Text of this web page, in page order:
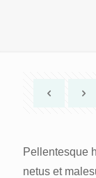
Pellentesque
netus et